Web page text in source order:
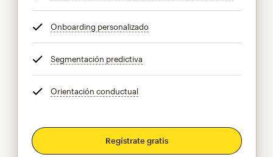
Onboarding personalizadoinfo
Segmentación predictiva
Orientación conductualinfo
Regístrate gratis